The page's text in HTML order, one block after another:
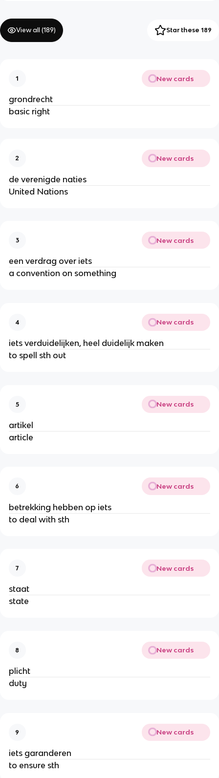
View all (189) Star these 189
1 New cards
grondrecht
basic right
2 New cards
de verenigde naties
United Nations
3 New cards
een verdrag over iets
a convention on something
4 New cards
iets verduidelijken, heel duidelijk maken
to spell sth out
5 New cards
artikel
article
6 New cards
betrekking hebben op iets
to deal with sth
7 New cards
staat
state
8 New cards
plicht
duty
9 New cards
iets garanderen
to ensure sth